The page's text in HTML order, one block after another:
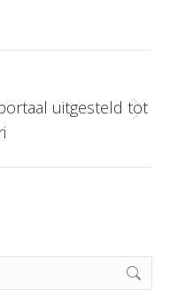
uitgesteld tot